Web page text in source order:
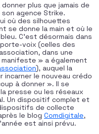
plus que jamais de
agence Strike.
où des silhouettes
se donne la main et où le
C’est désormais dans
voix (celles des
dans une
» a également
), auquel la
incarner le nouveau crédo
à donner ». Il se
presse ou les réseaux
Un dispositif complet et
de collecte
le blog Comdigitale,
est ainsi prévu.